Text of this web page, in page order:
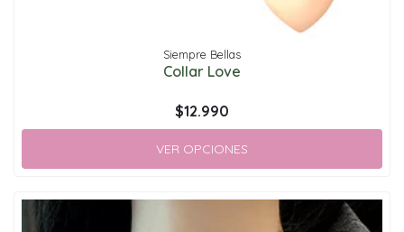
Siempre Bellas
Collar Love
$12.990
VER OPCIONES